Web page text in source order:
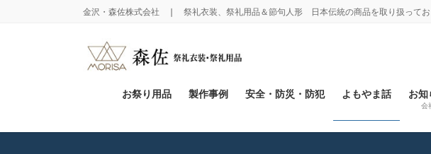
金沢・森佐株式会社 ❘ 祭礼衣装、祭礼用品＆節句人形 日本伝統の商品を取り扱ってお
お祭り用品 製作事例 安全・防災・防犯 よもやま話 お知
会